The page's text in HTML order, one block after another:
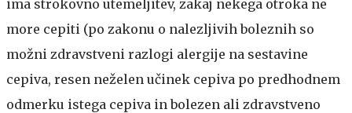
ima strokovno utemeljitev, zakaj nekega otroka ne
more cepiti (po zakonu o nalezljivih boleznih so
možni zdravstveni razlogi alergije na sestavine
cepiva, resen neželen učinek cepiva po predhodnem
odmerku istega cepiva in bolezen ali zdravstveno